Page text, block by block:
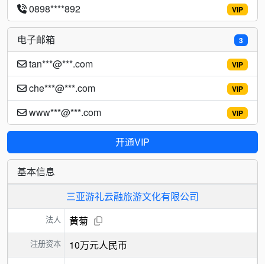
VIP
0898****892
3
电子邮箱
VIP
tan***@***.com
VIP
che***@***.com
VIP
www***@***.com
开通VIP
基本信息
三亚游礼云融旅游文化有限公司
法人 黄菊
注册资本 10万元人民币